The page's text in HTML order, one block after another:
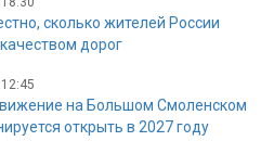
сколько жителей России
дорог
на Большом Смоленском
открыть в 2027 году